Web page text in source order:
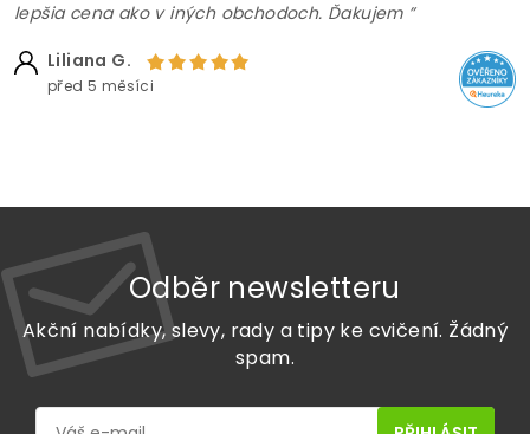
lepšia cena ako v iných obchodoch. Ďakujem ”
Liliana G.
před 5 měsíci
Odběr newsletteru
Akční nabídky, slevy, rady a tipy ke cvičení. Žádný
spam.